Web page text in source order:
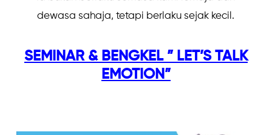
dewasa sahaja, tetapi berlaku sejak kecil.
SEMINAR & BENGKEL ” LET’S TALK
EMOTION”